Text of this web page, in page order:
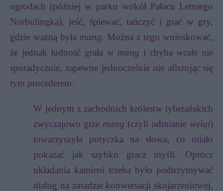
ogrodach (później w parku wokół Pałacu Letniego
Norbulingka), jeść, śpiewać, tańczyć i grać w gry,
gdzie ważną była mang. Można z tego wnioskować,
że jednak ludność grała w mang i chyba wcale nie
sporadycznie, zapewne jednocześnie nie afiszując się
tym procederem.
W jednym z zachodnich królestw tybetańskich
zwyczajowo grze mang (czyli odmianie weiqi)
towarzyszyła potyczka na słowa, co miało
pokazać jak szybko gracz myśli. Oprócz
układania kamieni trzeba było podtrzymywać
dialog na zasadzie konwersacji skojarzeniowej,